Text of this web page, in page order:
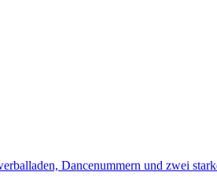
Dancenummern und zwei